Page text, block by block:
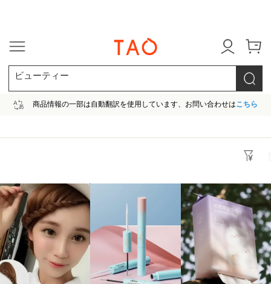
ビューティー
商品情報の一部は自動翻訳を使用しています、お問い合わせはこちら